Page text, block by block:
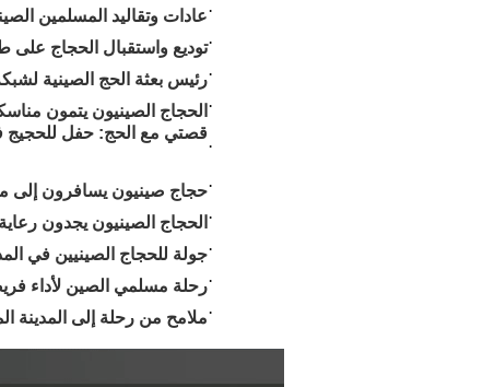
عادات وتقاليد المسلمين·
توديع واستقبال الحجاج·
رئيس بعثة الحج الصينية·
الحجاج الصينيون يتمون ·
قصتي مع الحج: حفل للحجيج
·
حجاج صينيون يسافرون إلى·
الحجاج الصينيون يجدون ·
جولة للحجاج الصينيين في·
رحلة مسلمي الصين لأداء·
ملامح من رحلة إلى المدينة·